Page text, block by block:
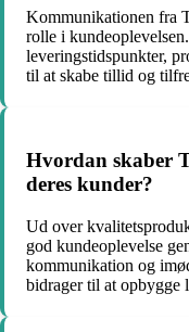
Kommunikationen fra
rolle i
leveringstidspunkter,
til at skabe tillid og
Hvordan skaber
deres kunder?
Ud over
god kundeoplevelse
kommunikation og
bidrager til at opbygge